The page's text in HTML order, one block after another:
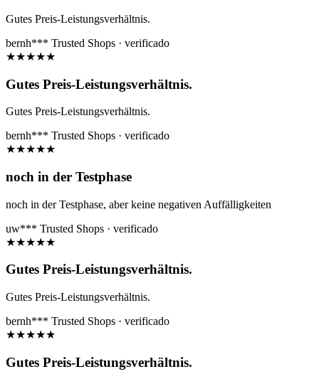
Gutes Preis-Leistungsverhältnis.
bernh*** Trusted Shops · verificado
★★★★★
Gutes Preis-Leistungsverhältnis.
Gutes Preis-Leistungsverhältnis.
bernh*** Trusted Shops · verificado
★★★★★
noch in der Testphase
noch in der Testphase, aber keine negativen Auffälligkeiten
uw*** Trusted Shops · verificado
★★★★★
Gutes Preis-Leistungsverhältnis.
Gutes Preis-Leistungsverhältnis.
bernh*** Trusted Shops · verificado
★★★★★
Gutes Preis-Leistungsverhältnis.